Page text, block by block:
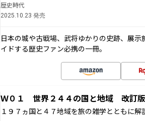
歴史時代
2025.10.23 発売
日本の城や古戦場、武将ゆかりの史跡、展
イドする歴史ファン必携の一冊。
Ｗ０１ 世界２４４の国と地域 改訂版
１９７ヵ国と４７地域を旅の雑学とともに解